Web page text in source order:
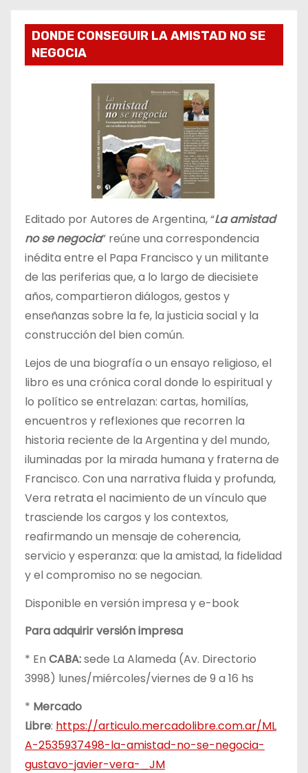
DONDE CONSEGUIR LA AMISTAD NO SE
NEGOCIA
Editado por Autores de Argentina, “La amistad
no se negocia” reúne una correspondencia
inédita entre el Papa Francisco y un militante
de las periferias que, a lo largo de diecisiete
años, compartieron diálogos, gestos y
enseñanzas sobre la fe, la justicia social y la
construcción del bien común.
Lejos de una biografía o un ensayo religioso, el
libro es una crónica coral donde lo espiritual y
lo político se entrelazan: cartas, homilías,
encuentros y reflexiones que recorren la
historia reciente de la Argentina y del mundo,
iluminadas por la mirada humana y fraterna de
Francisco. Con una narrativa fluida y profunda,
Vera retrata el nacimiento de un vínculo que
trasciende los cargos y los contextos,
reafirmando un mensaje de coherencia,
servicio y esperanza: que la amistad, la fidelidad
y el compromiso no se negocian.
Disponible en versión impresa y e-book
Para adquirir versión impresa
* En CABA:sede La Alameda (Av. Directorio
3998) lunes/miércoles/viernes de 9 a 16 hs
* Mercado
Libre: https://articulo.mercadolibre.com.ar/ML
A-2535937498-la-amistad-no-se-negocia-
gustavo-javier-vera-_JM